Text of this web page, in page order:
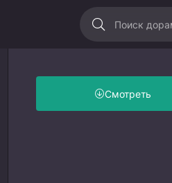
Смотреть